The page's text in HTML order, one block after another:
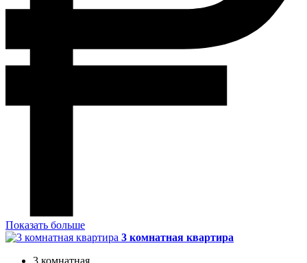
Показать больше
3 комнатная квартира
3 комнатная,